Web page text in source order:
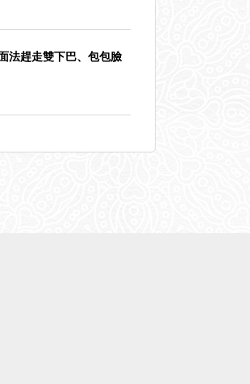
法趕走雙下巴、包包臉